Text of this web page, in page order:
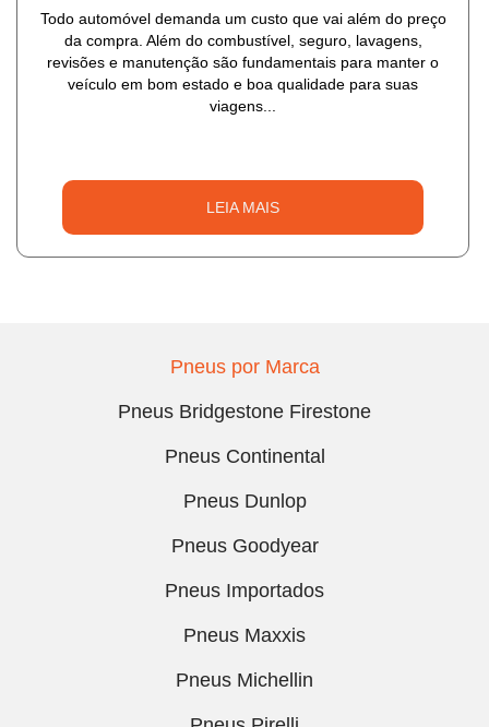
Todo automóvel demanda um custo que vai além do preço
da compra. Além do combustível, seguro, lavagens,
revisões e manutenção são fundamentais para manter o
veículo em bom estado e boa qualidade para suas
viagens...
LEIA MAIS
Pneus por Marca
Pneus Bridgestone Firestone
Pneus Continental
Pneus Dunlop
Pneus Goodyear
Pneus Importados
Pneus Maxxis
Pneus Michellin